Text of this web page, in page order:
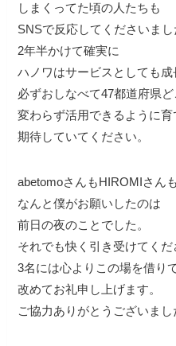
しまくってた頃の人たちも
SNSで反応してくださいまし
2年半かけて確実に
ハノワはサービスとしても成
必ずおしなべて47都道府県
変わらず活用できるように育
期待していてください。
abetomoさんもHIROMIさん
なんと僕がお願いしたのは
前日の夜のことでした。
それでも快く引き受けてくだ
3名には心よりこの場を借り
改めてお礼申し上げます。
ご協力ありがとうございまし